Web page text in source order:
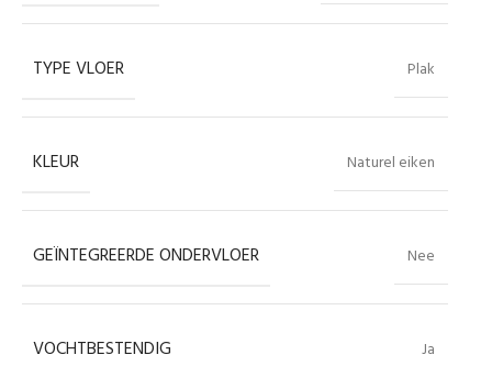
TYPE VLOER Plak
KLEUR Naturel eiken
GEÏNTEGREERDE ONDERVLOER Nee
VOCHTBESTENDIG Ja